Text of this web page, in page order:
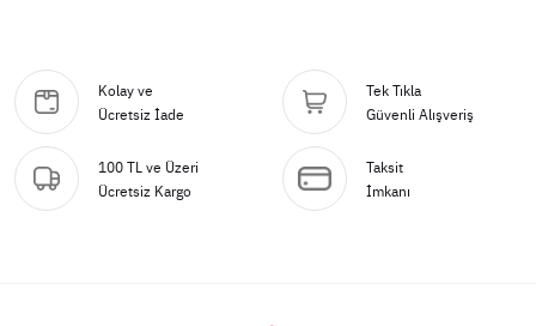
Kolay ve
Ücretsiz İade
Tek Tıkla
Güvenli Alışveriş
100 TL ve Üzeri
Ücretsiz Kargo
Taksit
İmkanı